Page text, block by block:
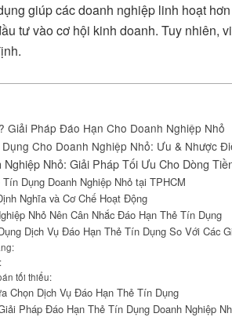
giúp các doanh nghiệp linh hoạt
tư vào cơ hội kinh doanh. Tuy nhiên,
Giải Pháp Đáo Hạn Cho Doanh Nghiệp Nhỏ
Cho Doanh Nghiệp Nhỏ: Ưu & Nhược
Nhỏ: Giải Pháp Tối Ưu Cho Dòng
Dụng Doanh Nghiệp Nhỏ tại TPHCM
Nghĩa và Cơ Chế Hoạt Động
Nhỏ Nên Cân Nhắc Đáo Hạn Thẻ Tín Dụng
Dịch Vụ Đáo Hạn Thẻ Tín Dụng So Với Các
tối thiểu:
Chọn Dịch Vụ Đáo Hạn Thẻ Tín Dụng
Pháp Đáo Hạn Thẻ Tín Dụng Doanh Nghiệp